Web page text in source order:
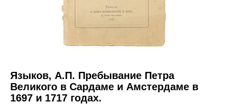
Языков, А.П. Пребывание Петра
Великого в Сардаме и Амстердаме в
1697 и 1717 годах.